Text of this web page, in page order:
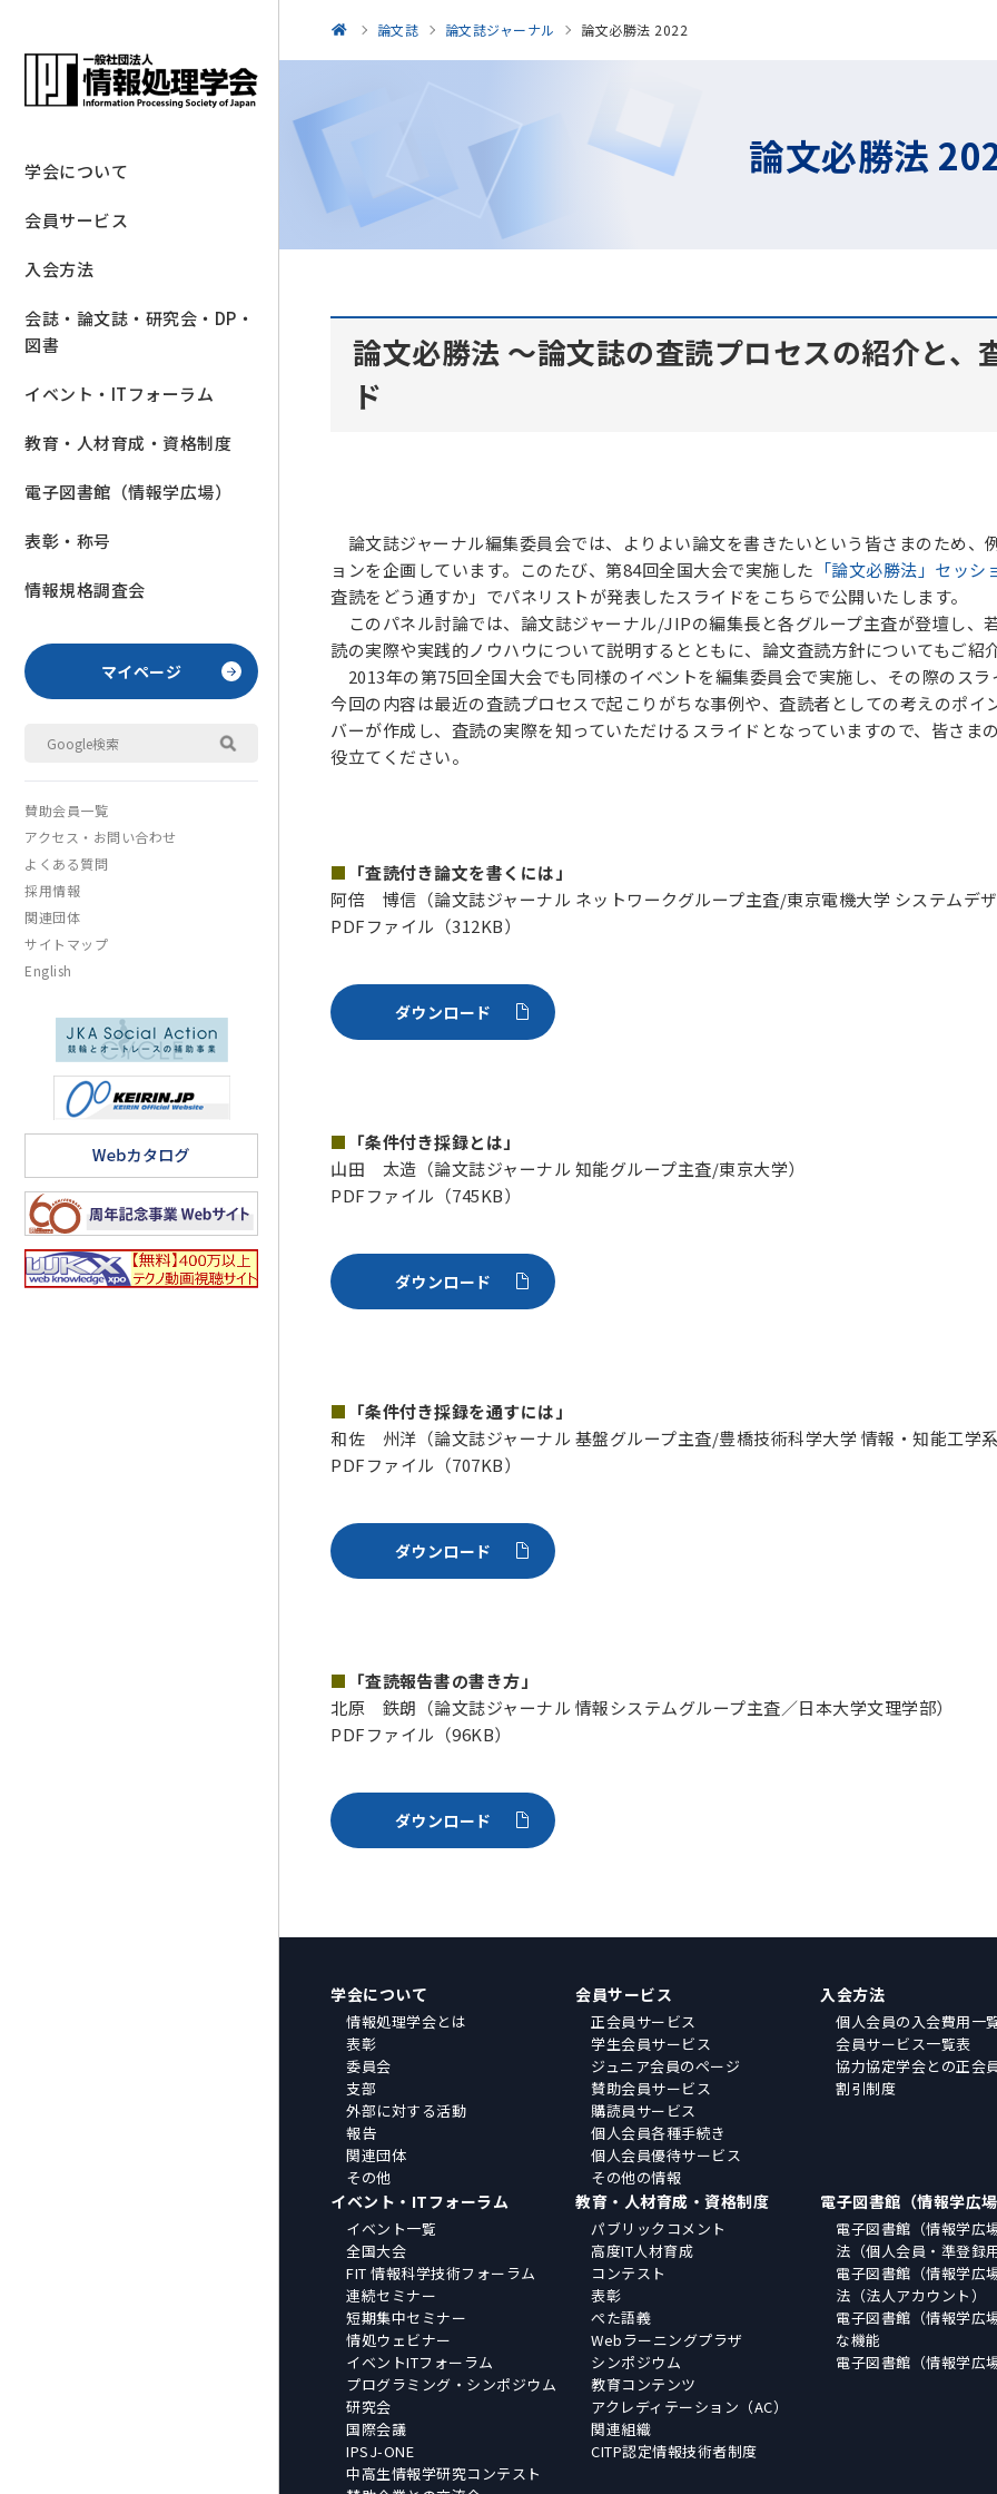
学会について
会員サービス
入会方法
会誌・論文誌・研究会・DP・
図書
イベント・ITフォーラム
教育・人材育成・資格制度
電子図書館（情報学広場）
表彰・称号
情報規格調査会
マイページ
賛助会員一覧
アクセス・お問い合わせ
よくある質問
採用情報
関連団体
サイトマップ
English
論文誌 論文誌ジャーナル 論文必勝法 2022
論文必勝法
論文必勝法 ～論文誌の査読プロセスの紹介と、
ド
論文誌ジャーナル編集委員会では、よりよい論文を書きたいという皆さまのため
ョンを企画しています。このたび、第84回全国大会で実施した 「論文必勝法」セッシ
査読をどう通すか」でパネリストが発表したスライドをこちらで公開いたします。
このパネル討論では、論文誌ジャーナル/JIPの編集長と各グループ主査が登壇し、
読の実際や実践的ノウハウについて説明するとともに、論文査読方針についてもご紹
2013年の第75回全国大会でも同様のイベントを編集委員会で実施し、その際のスラ
今回の内容は最近の査読プロセスで起こりがちな事例や、査読者としての考えのポ
バーが作成し、査読の実際を知っていただけるスライドとなっていますので、皆さ
役立てください。
■ 「査読付き論文を書くには」
阿倍 博信（論文誌ジャーナル ネットワークグループ主査/東京電機大学 システムデ
PDFファイル（312KB）
ダウンロード
■ 「条件付き採録とは」
山田 太造（論文誌ジャーナル 知能グループ主査/東京大学）
PDFファイル（745KB）
ダウンロード
■ 「条件付き採録を通すには」
和佐 州洋（論文誌ジャーナル 基盤グループ主査/豊橋技術科学大学 情報・知能工学
PDFファイル（707KB）
ダウンロード
■ 「査読報告書の書き方」
北原 鉄朗（論文誌ジャーナル 情報システムグループ主査／日本大学文理学部）
PDFファイル（96KB）
ダウンロード
学会について
情報処理学会とは
表彰
委員会
支部
外部に対する活動
報告
関連団体
その他
会員サービス
正会員サービス
学生会員サービス
ジュニア会員のページ
賛助会員サービス
購読員サービス
個人会員各種手続き
個人会員優待サービス
その他の情報
入会方法
個人会員の入会費用一
会員サービス一覧表
協力協定学会との正会
割引制度
イベント・ITフォーラム
イベント一覧
全国大会
FIT 情報科学技術フォーラム
連続セミナー
短期集中セミナー
情処ウェビナー
イベントITフォーラム
プログラミング・シンポジウム
研究会
国際会議
IPSJ-ONE
中高生情報学研究コンテスト
教育・人材育成・資格制度
パブリックコメント
高度IT人材育成
コンテスト
表彰
ぺた語義
Webラーニングプラザ
シンポジウム
教育コンテンツ
アクレディテーション（AC）
関連組織
CITP認定情報技術者制度
電子図書館（情報学広
電子図書館（情報学広
法（個人会員・準登録
電子図書館（情報学広
法（法人アカウント）
電子図書館（情報学広
な機能
電子図書館（情報学広